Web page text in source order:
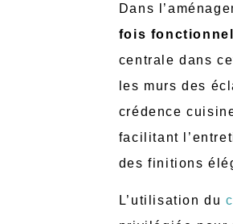
Dans
fois
centrale dans
les murs des
crédence
facilitant
des finitions
L’utilisation du